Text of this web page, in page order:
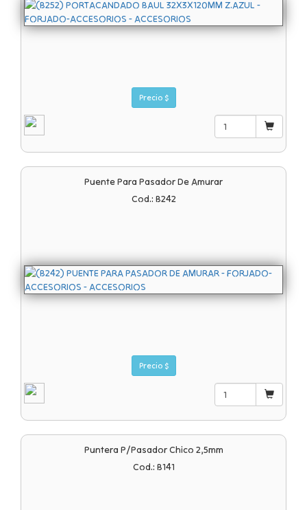
Precio $
Puente Para Pasador De Amurar
Cod.: B242
Precio $
Puntera P/pasador Chico 2,5mm
Cod.: B141